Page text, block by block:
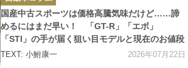
テ
ゴ
リ
ー
国産中古スポーツは価格高騰気味だけど……諦
めるにはまだ早い！ 「GT-R」「エボ」
「STI」の手が届く狙い目モデルと現在のお値段
TEXT: 小鮒康一 2026年07月22日